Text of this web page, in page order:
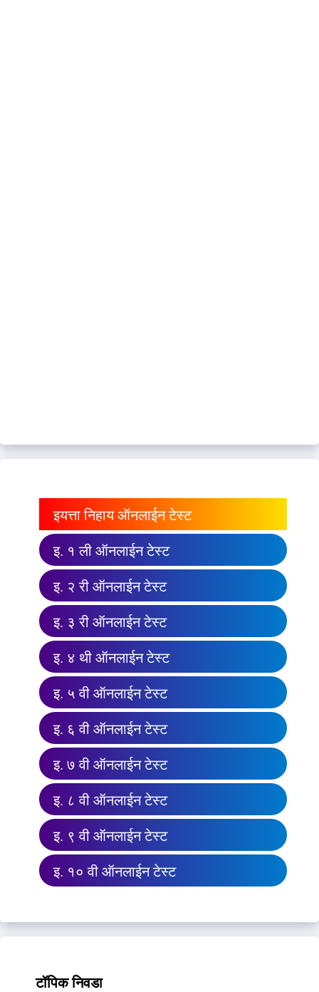
इयत्ता निहाय ऑनलाईन टेस्ट
इ. १ ली ऑनलाईन टेस्ट
इ. २ री ऑनलाईन टेस्ट
इ. ३ री ऑनलाईन टेस्ट
इ. ४ थी ऑनलाईन टेस्ट
इ. ५ वी ऑनलाईन टेस्ट
इ. ६ वी ऑनलाईन टेस्ट
इ. ७ वी ऑनलाईन टेस्ट
इ. ८ वी ऑनलाईन टेस्ट
इ. ९ वी ऑनलाईन टेस्ट
इ. १० वी ऑनलाईन टेस्ट
टॉपिक निवडा